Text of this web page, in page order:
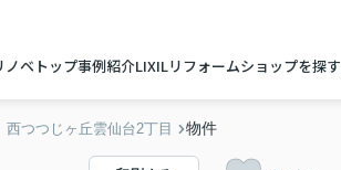
ノベトップ事例紹介LIXILリフォームショップを探す
つつじヶ丘雲仙台2丁目 物件